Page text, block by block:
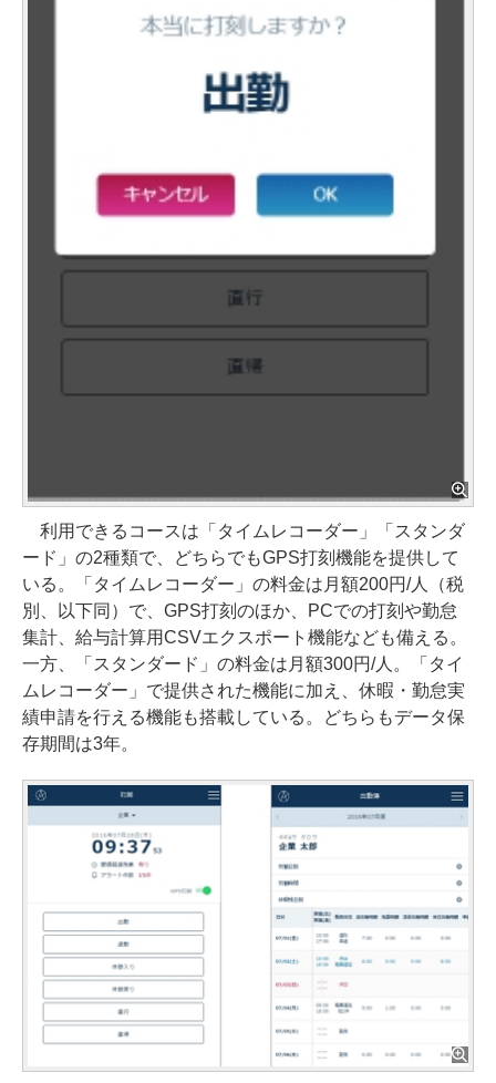
利用できるコースは「タイムレコーダー」「スタンダ
ード」の2種類で、どちらでもGPS打刻機能を提供して
いる。「タイムレコーダー」の料金は月額200円/人（税
別、以下同）で、GPS打刻のほか、PCでの打刻や勤怠
集計、給与計算用CSVエクスポート機能なども備える。
一方、「スタンダード」の料金は月額300円/人。「タイ
ムレコーダー」で提供された機能に加え、休暇・勤怠実
績申請を行える機能も搭載している。どちらもデータ保
存期間は3年。